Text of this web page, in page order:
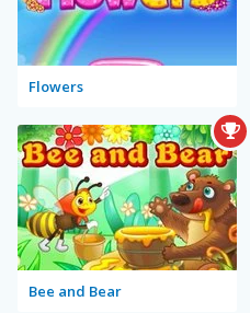
Flowers
Bee and Bear